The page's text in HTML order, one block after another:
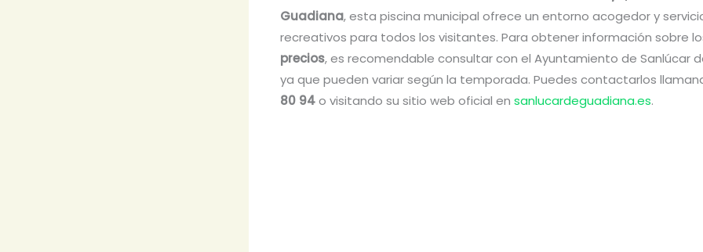
Guadiana, esta piscina municipal ofrece un entorno acogedor y
recreativos para todos los visitantes. Para obtener información sobre
precios, es recomendable consultar con el Ayuntamiento de Sanlúcar
ya que pueden variar según la temporada. Puedes contactarlos
80 94o visitando su sitio web oficial en sanlucardeguadiana.es.